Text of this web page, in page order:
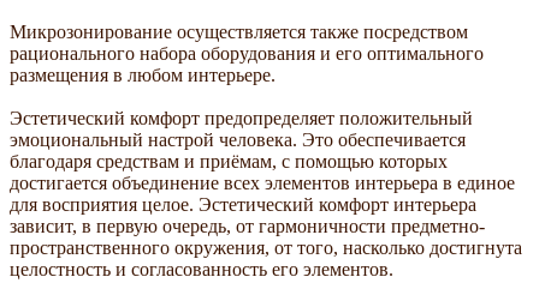
Микрозонирование осуществляется также посредством
рационального набора оборудования и его оптимального
размещения в любом интерьере.
Эстетический комфорт предопределяет положительный
эмоциональный настрой человека. Это обеспечивается
благодаря средствам и приёмам, с помощью которых
достигается объединение всех элементов интерьера в единое
для восприятия целое. Эстетический комфорт интерьера
зависит, в первую очередь, от гармоничности предметно-
пространственного окружения, от того, насколько достигнута
целостность и согласованность его элементов.